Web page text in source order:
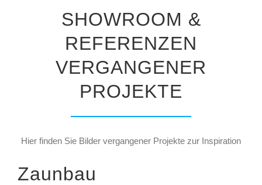
SHOWROOM &
REFERENZEN
VERGANGENER
PROJEKTE
Hier finden Sie Bilder vergangener Projekte zur Inspiration
Zaunbau